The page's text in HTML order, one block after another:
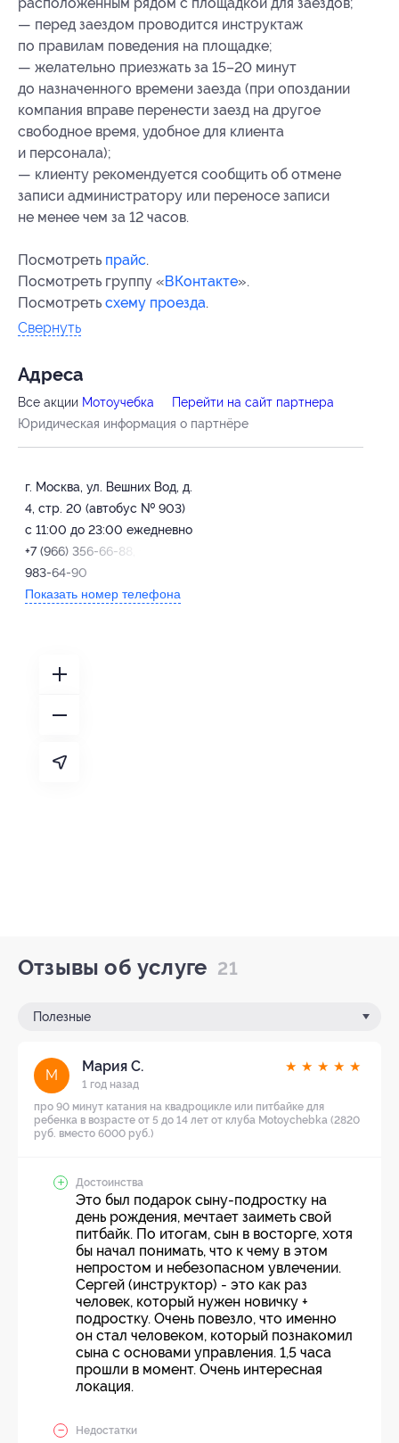
— перед заездом проводится инструктаж
по правилам поведения на площадке;
— желательно приезжать за 15–20 минут
до назначенного времени заезда (при опоздании
компания вправе перенести заезд на другое
свободное время, удобное для клиента
и персонала);
— клиенту рекомендуется сообщить об отмене
записи администратору или переносе записи
не менее чем за 12 часов.
Посмотреть прайс.
Посмотреть группу «ВКонтакте».
Посмотреть схему проезда.
Свернуть
Адресa
Все акции Мотоучебка
Перейти на сайт партнера
Юридическая информация о партнёре
г. Москва, ул. Вешних Вод, д.
4, стр. 20 (автобус № 903)
с 11:00 до 23:00 ежедневно
+7 (966) 356-66-88, +7 (909)
983-64-90
Показать номер телефона
Отзывы об услуге 21
Полезные
М
Мария С.
1 год назад
★ ★ ★ ★ ★
про 90 минут катания на квадроцикле или питбайке для
ребенка в возрасте от 5 до 14 лет от клуба Motoychebka (2820
руб. вместо 6000 руб.)
Достоинства
Это был подарок сыну-подростку на
день рождения, мечтает заиметь свой
питбайк. По итогам, сын в восторге, хотя
бы начал понимать, что к чему в этом
непростом и небезопасном увлечении.
Сергей (инструктор) - это как раз
человек, который нужен новичку +
подростку. Очень повезло, что именно
он стал человеком, который познакомил
сына с основами управления. 1,5 часа
прошли в момент. Очень интересная
локация.
Недостатки